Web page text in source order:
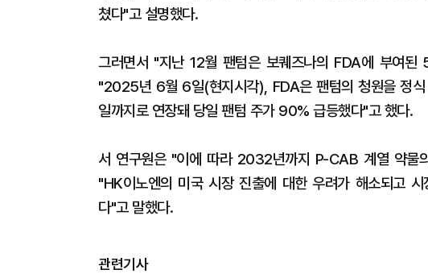
쳤다"고 설명했다.
그러면서 "지난 12월 팬텀은 보퀘즈나의 FDA에 부여된
"2025년 6월 6일(현지시각), FDA은 팬텀의 청원을 정
일까지로 연장돼 당일 팬텀 주가 90% 급등했다"고 했다.
서 연구원은 "이에 따라 2032년까지 P-CAB 계열 약물
"HK이노엔의 미국 시장 진출에 대한 우려가 해소되고
다"고 말했다.
관련기사